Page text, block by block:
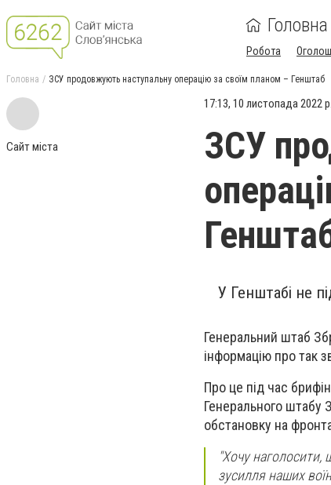
Головна
Робота
Головна ЗСУ продовжують наступальну операцію за своїм планом – Генштаб
Сайт міста
17:13, 10 листопада 2022 р.
ЗСУ
У Генштабі не
Генеральний штаб
інформацію про так
Про це під час
Генерального штабу
обстановку на
"Хочу наголосити,
зусилля наших